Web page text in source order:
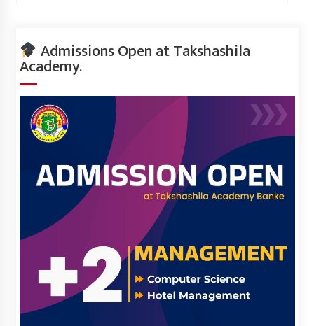
Admissions Open at Takshashila
Academy.